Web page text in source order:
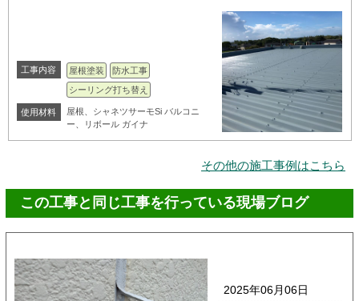
工事内容 屋根塗装
防水工事
シーリング打ち替え
使用材料
屋根、シャネツサーモSi バルコニ
ー、リボール ガイナ
その他の施工事例はこちら
この工事と同じ工事を行っている現場ブログ
2025年06月06日